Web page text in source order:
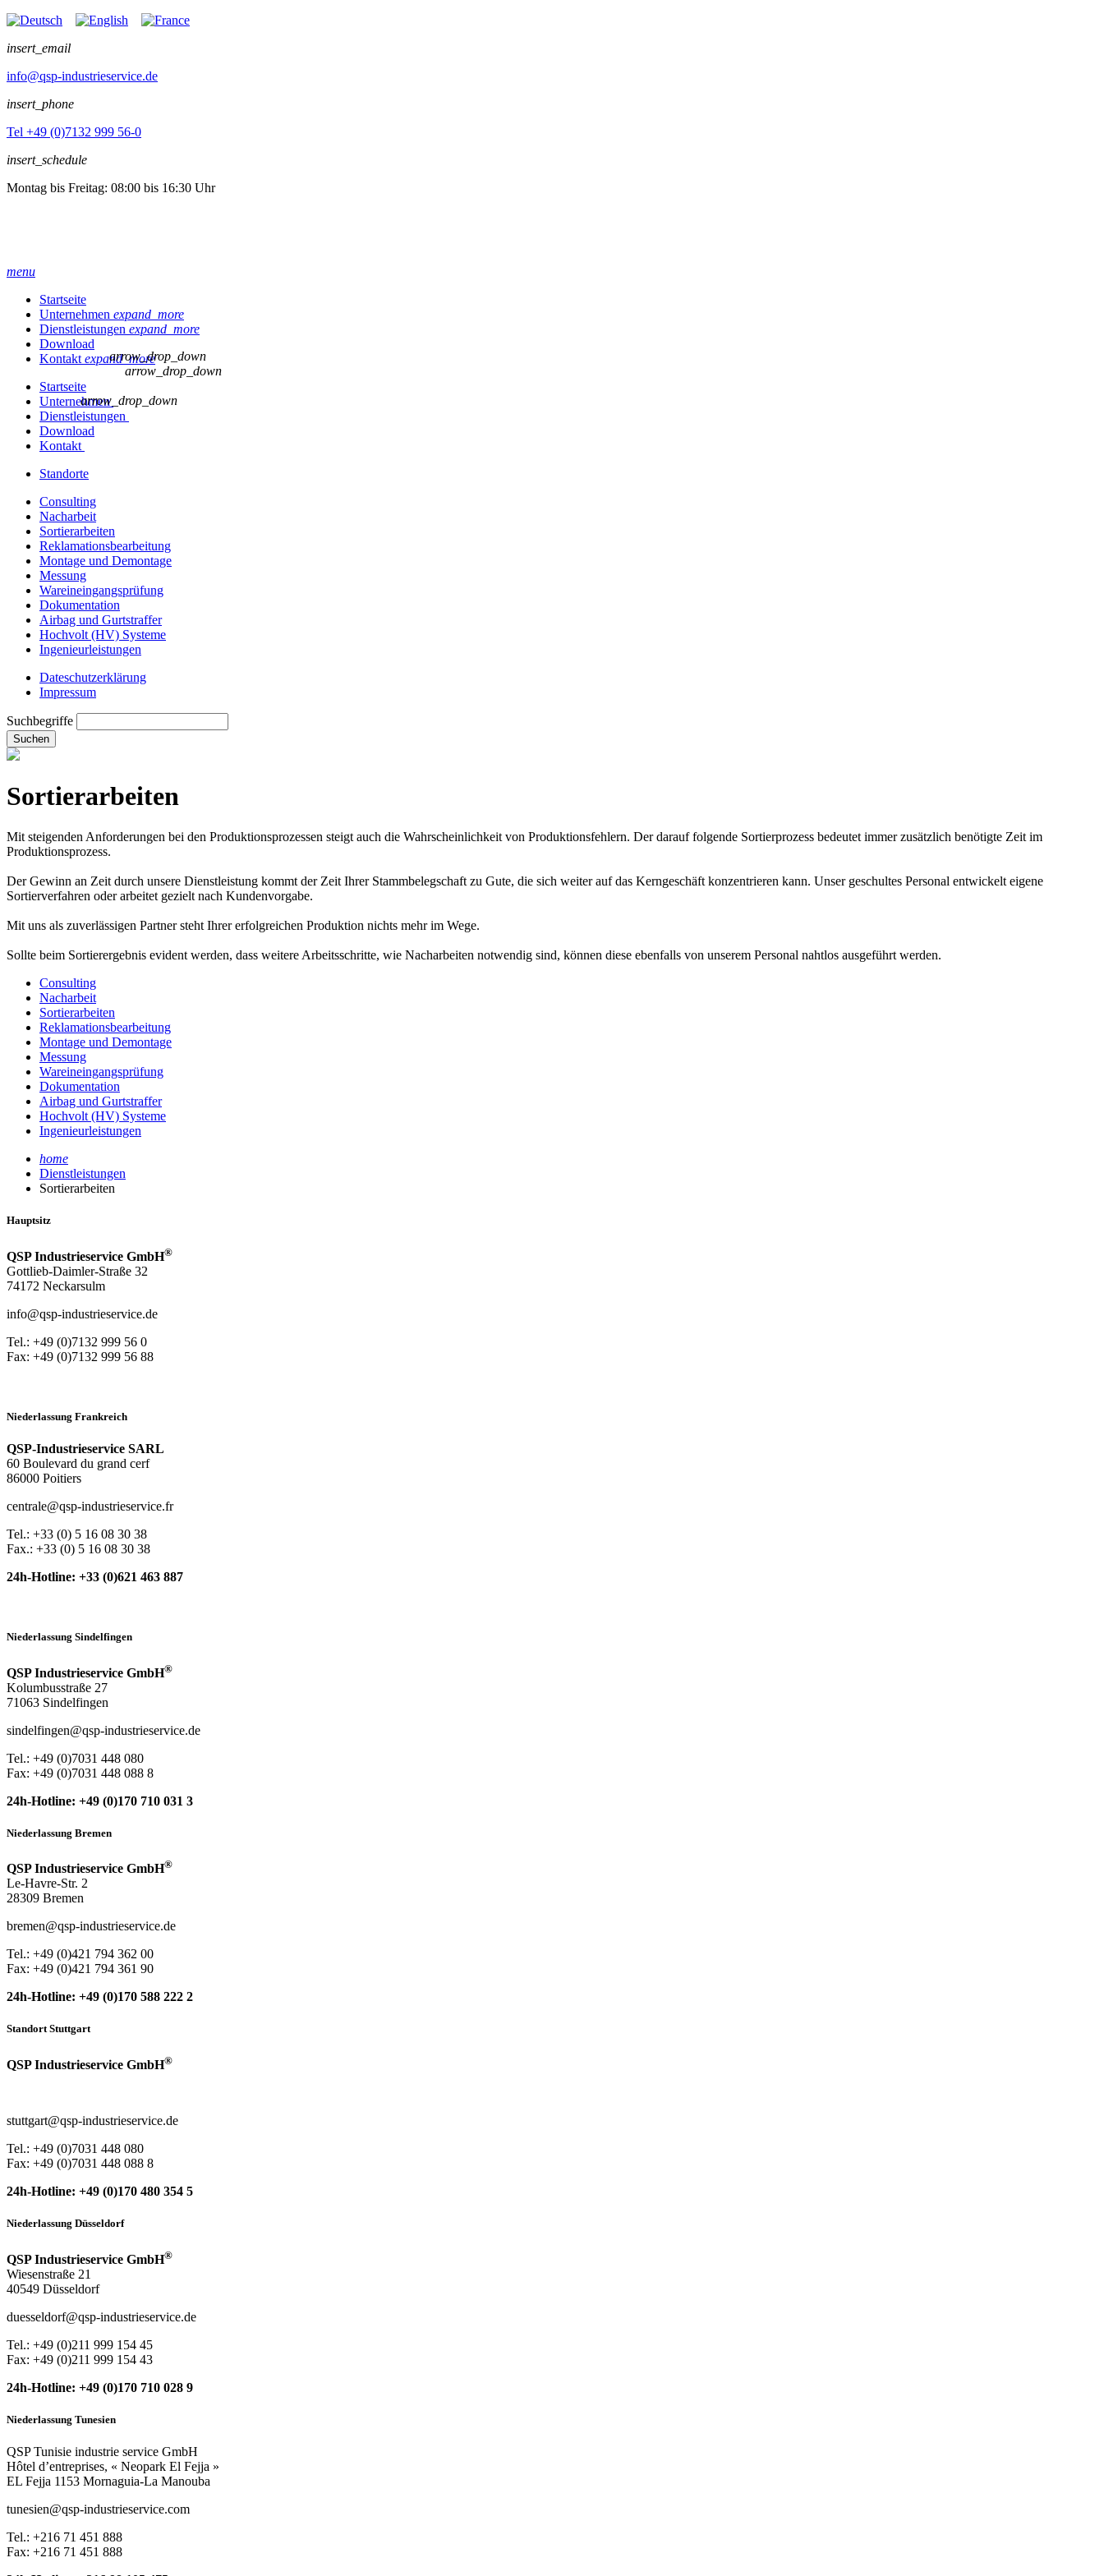
insert_email
info@qsp-industrieservice.de
insert_phone
Tel +49 (0)7132 999 56-0
insert_schedule
Montag bis Freitag: 08:00 bis 16:30 Uhr
menu
Startseite
Unternehmen expand_more
Dienstleistungen expand_more
Download
Kontakt expand_more
Startseite
Unternehmen
arrow_drop_down
Dienstleistungen
arrow_drop_down
Download
Kontakt
arrow_drop_down
Standorte
Consulting
Nacharbeit
Sortierarbeiten
Reklamationsbearbeitung
Montage und Demontage
Messung
Wareineingangsprüfung
Dokumentation
Airbag und Gurtstraffer
Hochvolt (HV) Systeme
Ingenieurleistungen
Dateschutzerklärung
Impressum
Suchbegriffe
Suchen
Sortierarbeiten
Mit steigenden Anforderungen bei den Produktionsprozessen steigt auch die Wahrscheinlichkeit von Produktionsfehlern. Der darauf folgende Sortierprozess bedeutet immer zusätzlich benötigte Zeit im
Produktionsprozess.
Der Gewinn an Zeit durch unsere Dienstleistung kommt der Zeit Ihrer Stammbelegschaft zu Gute, die sich weiter auf das Kerngeschäft konzentrieren kann. Unser geschultes Personal entwickelt eigene
Sortierverfahren oder arbeitet gezielt nach Kundenvorgabe.
Mit uns als zuverlässigen Partner steht Ihrer erfolgreichen Produktion nichts mehr im Wege.
Sollte beim Sortierergebnis evident werden, dass weitere Arbeitsschritte, wie Nacharbeiten notwendig sind, können diese ebenfalls von unserem Personal nahtlos ausgeführt werden.
Consulting
Nacharbeit
Sortierarbeiten
Reklamationsbearbeitung
Montage und Demontage
Messung
Wareineingangsprüfung
Dokumentation
Airbag und Gurtstraffer
Hochvolt (HV) Systeme
Ingenieurleistungen
home
Dienstleistungen
Sortierarbeiten
Hauptsitz
QSP Industrieservice GmbH®
Gottlieb-Daimler-Straße 32
74172 Neckarsulm
info@qsp-industrieservice.de
Tel.: +49 (0)7132 999 56 0
Fax: +49 (0)7132 999 56 88
Niederlassung Frankreich
QSP-Industrieservice SARL
60 Boulevard du grand cerf
86000 Poitiers
centrale@qsp-industrieservice.fr
Tel.: +33 (0) 5 16 08 30 38
Fax.: +33 (0) 5 16 08 30 38
24h-Hotline: +33 (0)621 463 887
Niederlassung Sindelfingen
QSP Industrieservice GmbH®
Kolumbusstraße 27
71063 Sindelfingen
sindelfingen@qsp-industrieservice.de
Tel.: +49 (0)7031 448 080
Fax: +49 (0)7031 448 088 8
24h-Hotline: +49 (0)170 710 031 3
Niederlassung Bremen
QSP Industrieservice GmbH®
Le-Havre-Str. 2
28309 Bremen
bremen@qsp-industrieservice.de
Tel.: +49 (0)421 794 362 00
Fax: +49 (0)421 794 361 90
24h-Hotline: +49 (0)170 588 222 2
Standort Stuttgart
QSP Industrieservice GmbH®
stuttgart@qsp-industrieservice.de
Tel.: +49 (0)7031 448 080
Fax: +49 (0)7031 448 088 8
24h-Hotline: +49 (0)170 480 354 5
Niederlassung Düsseldorf
QSP Industrieservice GmbH®
Wiesenstraße 21
40549 Düsseldorf
duesseldorf@qsp-industrieservice.de
Tel.: +49 (0)211 999 154 45
Fax: +49 (0)211 999 154 43
24h-Hotline: +49 (0)170 710 028 9
Niederlassung Tunesien
QSP Tunisie industrie service GmbH
Hôtel d’entreprises, « Neopark El Fejja »
EL Fejja 1153 Mornaguia-La Manouba
tunesien@qsp-industrieservice.com
Tel.: +216 71 451 888
Fax: +216 71 451 888